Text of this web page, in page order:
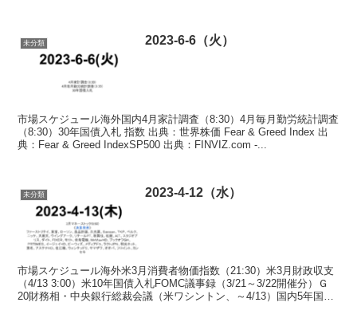
未分類 2023-6-6（火）
市場スケジュール海外国内4月家計調査（8:30）4月毎月勤労統計調査
（8:30）30年国債入札 指数 出典：世界株価 Fear & Greed Index 出
典：Fear & Greed IndexSP500 出典：FINVIZ.com -...
未分類 2023-4-12（水）
市場スケジュール海外米3月消費者物価指数（21:30）米3月財政収支
（4/13 3:00）米10年国債入札FOMC議事録（3/21～3/22開催分）Ｇ
20財務相・中央銀行総裁会議（米ワシントン、～4/13）国内5年国債